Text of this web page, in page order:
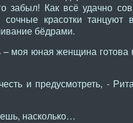
забыл! Как всё удачно
сочные красотки
бёдрами.
моя юная женщина готова
и предусмотреть, -
насколько…